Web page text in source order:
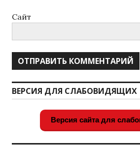
Сайт
ВЕРСИЯ ДЛЯ СЛАБОВИДЯЩИХ
Версия сайта для